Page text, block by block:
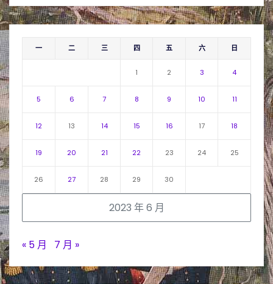
2023 年 6 月
一 二 三 四 五 六 日
1 2 3 4
5 6 7 8 9 10 11
12 13 14 15 16 17 18
19 20 21 22 23 24 25
26 27 28 29 30
« 5 月 7 月 »